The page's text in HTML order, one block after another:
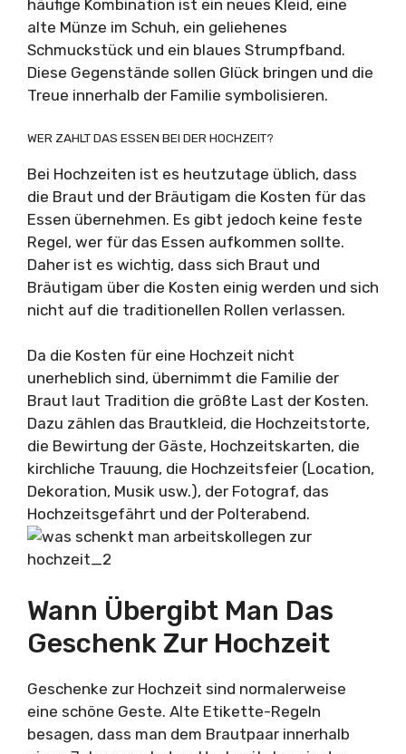
häufige Kombination ist ein neues Kleid, eine
alte Münze im Schuh, ein geliehenes
Schmuckstück und ein blaues Strumpfband.
Diese Gegenstände sollen Glück bringen und die
Treue innerhalb der Familie symbolisieren.
WER ZAHLT DAS ESSEN BEI DER HOCHZEIT?
Bei Hochzeiten ist es heutzutage üblich, dass
die Braut und der Bräutigam die Kosten für das
Essen übernehmen. Es gibt jedoch keine feste
Regel, wer für das Essen aufkommen sollte.
Daher ist es wichtig, dass sich Braut und
Bräutigam über die Kosten einig werden und sich
nicht auf die traditionellen Rollen verlassen.
Da die Kosten für eine Hochzeit nicht
unerheblich sind, übernimmt die Familie der
Braut laut Tradition die größte Last der Kosten.
Dazu zählen das Brautkleid, die Hochzeitstorte,
die Bewirtung der Gäste, Hochzeitskarten, die
kirchliche Trauung, die Hochzeitsfeier (Location,
Dekoration, Musik usw.), der Fotograf, das
Hochzeitsgefährt und der Polterabend.
Wann Übergibt Man Das
Geschenk Zur Hochzeit
Geschenke zur Hochzeit sind normalerweise
eine schöne Geste. Alte Etikette-Regeln
besagen, dass man dem Brautpaar innerhalb